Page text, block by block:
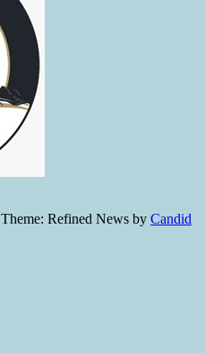
Theme: Refined News by Candid